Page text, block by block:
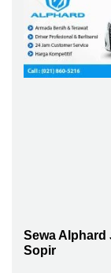
Sewa Alphard
Sopir